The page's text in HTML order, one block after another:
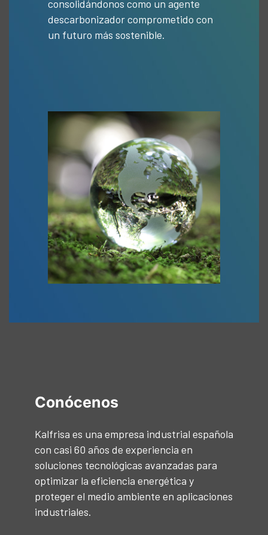
consolidándonos como un agente
descarbonizador comprometido con
un futuro más sostenible.
Conócenos
Kalfrisa es una empresa industrial española
con casi 60 años de experiencia en
soluciones tecnológicas avanzadas para
optimizar la eficiencia energética y
proteger el medio ambiente en aplicaciones
industriales.